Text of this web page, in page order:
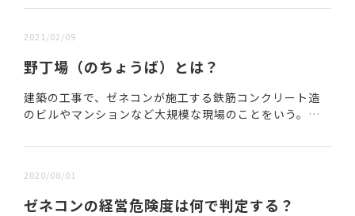
物や社会インフラを完成させる役割を担う。規模は、
2021/02/09
野丁場（のちょうば）とは？
建築の工事で、ゼネコンが施工する鉄筋コンクリート造
のビルやマンションなど大規模な現場のことをいう。江
するため野丁場と呼んだことが語源とされる。http...
2020/08/01
ゼネコンの経営危険度は何で判定する？